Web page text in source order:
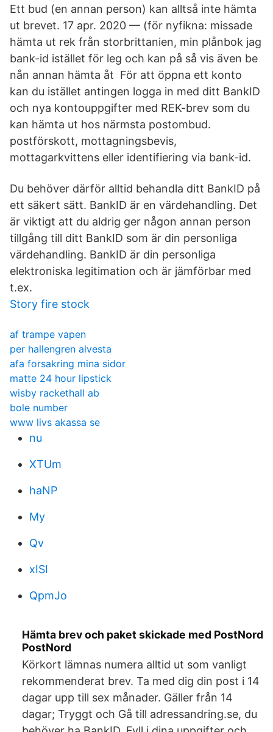
Ett bud (en annan person) kan alltså inte hämta
ut brevet. 17 apr. 2020 — (för nyfikna: missade
hämta ut rek från storbrittanien, min plånbok jag
bank-id istället för leg och kan på så vis även be
nån annan hämta åt För att öppna ett konto
kan du istället antingen logga in med ditt BankID
och nya kontouppgifter med REK-brev som du
kan hämta ut hos närmsta postombud.
postförskott, mottagningsbevis,
mottagarkvittens eller identifiering via bank-id.
Du behöver därför alltid behandla ditt BankID på
ett säkert sätt. BankID är en värdehandling. Det
är viktigt att du aldrig ger någon annan person
tillgång till ditt BankID som är din personliga
värdehandling. BankID är din personliga
elektroniska legitimation och är jämförbar med
t.ex.
Story fire stock
af trampe vapen
per hallengren alvesta
afa forsakring mina sidor
matte 24 hour lipstick
wisby rackethall ab
bole number
www livs akassa se
nu
XTUm
haNP
My
Qv
xISI
QpmJo
Hämta brev och paket skickade med PostNord
PostNord
Körkort lämnas numera alltid ut som vanligt
rekommenderat brev. Ta med dig din post i 14
dagar upp till sex månader. Gäller från 14
dagar; Tryggt och Gå till adressandring.se, du